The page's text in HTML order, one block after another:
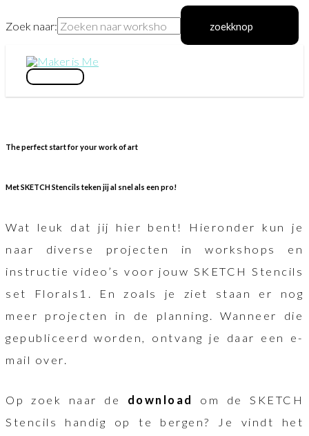
Zoek naar: zoekknop
de
hoofdmenu
The perfect start for your work of art
Met SKETCH Stencils teken jij al snel als een pro!
Wat leuk dat jij hier bent! Hieronder kun je
naar diverse projecten in workshops en
instructie video’s voor jouw SKETCH Stencils
set Florals1. En zoals je ziet staan er nog
meer projecten in de planning. Wanneer die
gepubliceerd worden, ontvang je daar een e-
mail over.
Op zoek naar de download
om de SKETCH
Stencils handig op te bergen? Je vindt het